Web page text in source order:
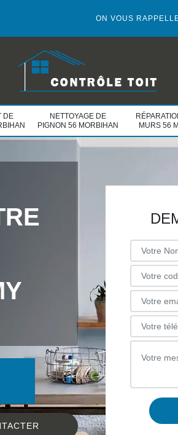
ON VOUS
DE
NETTOYAGE DE
PIGNON 56 MORBIHAN
MURS 56